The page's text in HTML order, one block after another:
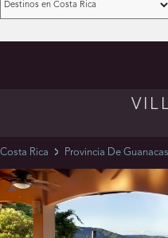
Costa Rica Provincia De